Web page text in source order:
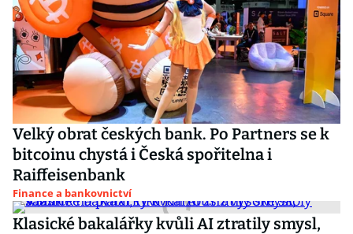
Velký obrat českých bank. Po Partners se k
bitcoinu chystá i Česká spořitelna i
Raiffeisenbank
Finance a bankovnictví
Klasické bakalářky kvůli AI ztratily smysl,